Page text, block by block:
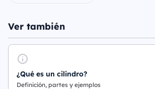
Ver también
¿Qué es un cilindro?
Definición, partes y ejemplos